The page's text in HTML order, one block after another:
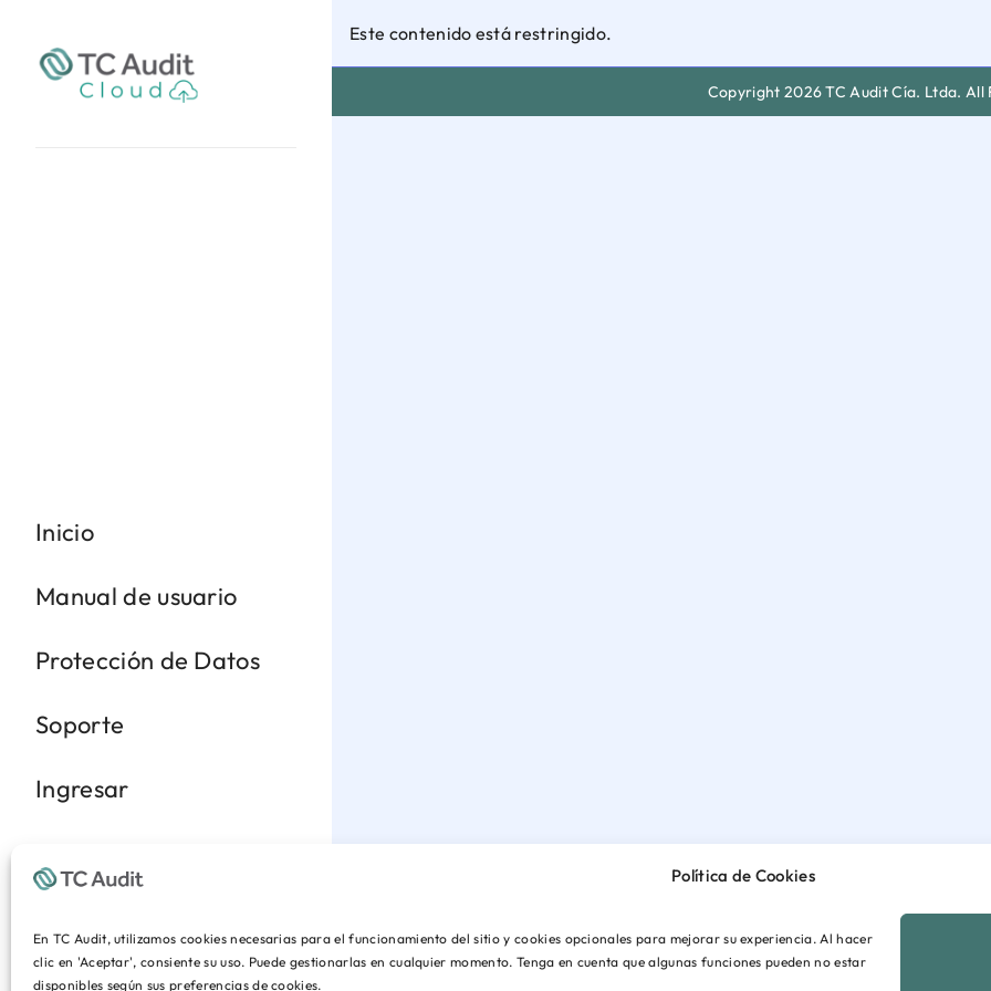
Política de Cookies
En TC Audit, utilizamos cookies necesarias para el funcionamiento del sitio y cookies opcionales para mejorar su experiencia. Al hacer
clic en 'Aceptar', consiente su uso. Puede gestionarlas en cualquier momento. Tenga en cuenta que algunas funciones pueden no estar
disponibles según sus preferencias de cookies.
Inicio
Manual de usuario
Protección de Datos
Soporte
Ingresar
Este contenido está restringido.
Copyright 2026 TC Audit Cía. Ltda. All